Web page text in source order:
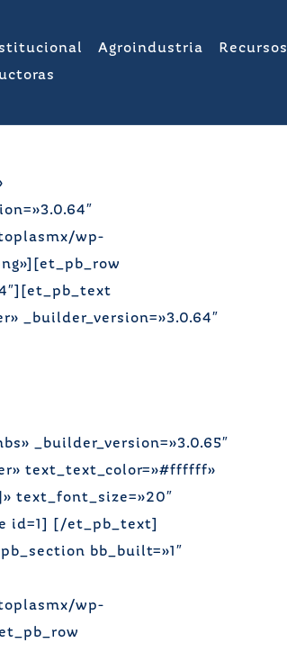
Agroindustria Recursos
wp-
_builder_version=»3.0.64″
_builder_version=»3.0.65″
text_text_color=»#ffffff»
text_font_size=»20″
id=1] [/et_pb_text]
bb_built=»1″
wp-